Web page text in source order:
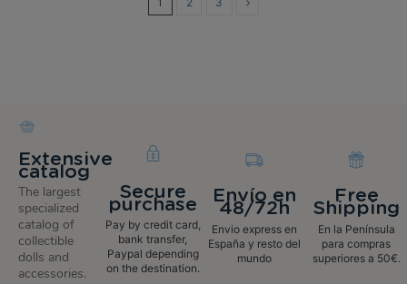
Extensive
catalog
The largest
specialized
catalog of
collectible
dolls and
accessories.
Secure
purchase
Pay by credit card,
bank transfer,
Paypal depending
on the destination.
Envío en
48/72h
Envio express en
España y resto del
mundo
Free
Shipping
En la Península
para compras
superiores a 50€.